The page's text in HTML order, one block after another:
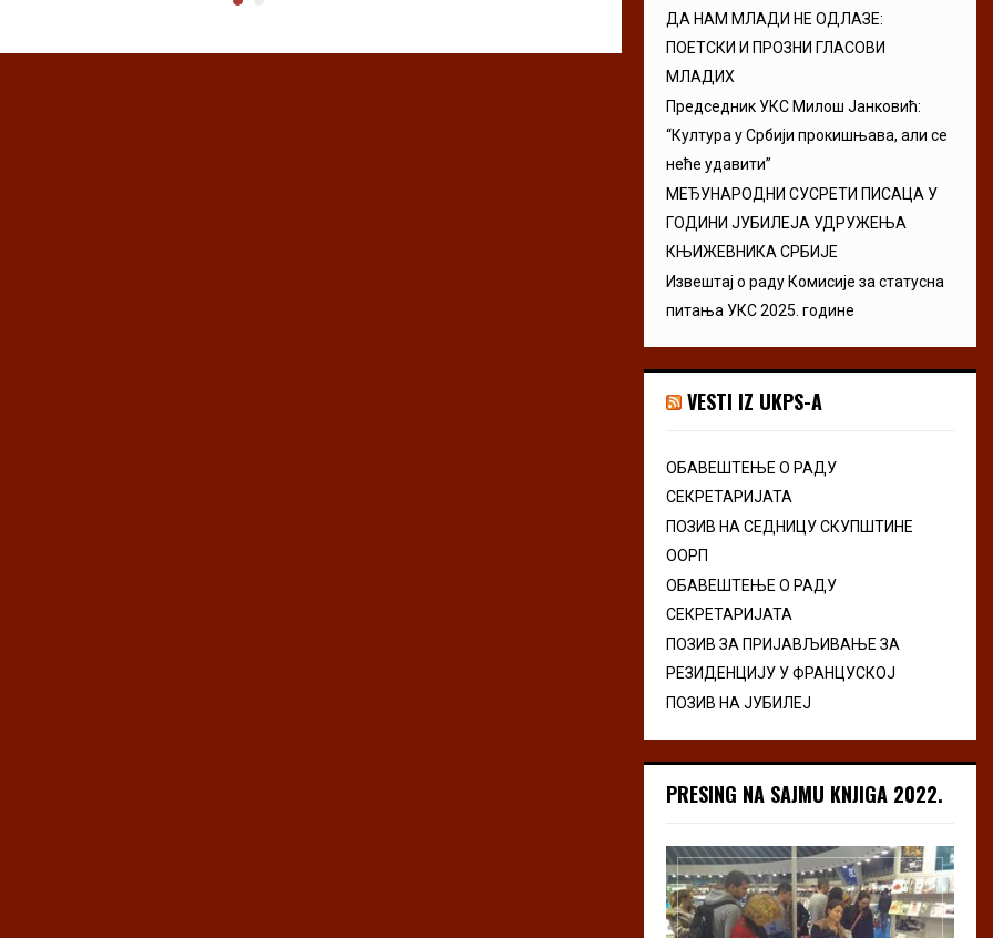
ДА НАМ МЛАДИ НЕ ОДЛАЗЕ:
ПОЕТСКИ И ПРОЗНИ ГЛАСОВИ
МЛАДИХ
Председник УКС Милош Јанковић:
“Култура у Србији прокишњава, али се
неће удавити”
МЕЂУНАРОДНИ СУСРЕТИ ПИСАЦА У
ГОДИНИ ЈУБИЛЕЈА УДРУЖЕЊА
КЊИЖЕВНИКА СРБИЈЕ
Извештај о раду Комисије за статусна
питања УКС 2025. године
VESTI IZ UKPS-A
ОБАВЕШТЕЊЕ О РАДУ
СЕКРЕТАРИЈАТА
ПОЗИВ НА СЕДНИЦУ СКУПШТИНЕ
ООРП
ОБАВЕШТЕЊЕ О РАДУ
СЕКРЕТАРИЈАТА
ПОЗИВ ЗА ПРИЈАВЉИВАЊЕ ЗА
РЕЗИДЕНЦИЈУ У ФРАНЦУСКОЈ
ПОЗИВ НА ЈУБИЛЕЈ
PRESING NA SAJMU KNJIGA 2022.